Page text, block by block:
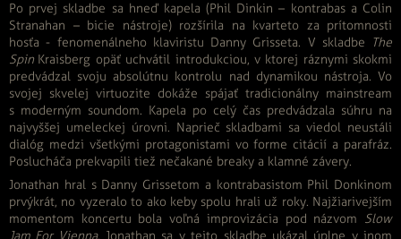
Po prvej skladbe sa hneď kapela (Phil Dinkin – kontrabas a Colin
Stranahan – bicie nástroje) rozšírila na kvarteto za prítomnosti
hosťa - fenomenálneho klaviristu Danny Grisseta. V skladbe The
Spin Kraisberg opäť uchvátil introdukciou, v ktorej ráznymi skokmi
predvádzal svoju absolútnu kontrolu nad dynamikou nástroja. Vo
svojej skvelej virtuozite dokáže spájať tradicionálny mainstream
s moderným soundom. Kapela po celý čas predvádzala súhru na
najvyššej umeleckej úrovni. Naprieč skladbami sa viedol neustáli
dialóg medzi všetkými protagonistami vo forme citácií a parafráz.
Poslucháča prekvapili tiež nečakané breaky a klamné závery.
Jonathan hral s Danny Grissetom a kontrabasistom Phil Donkinom
prvýkrát, no vyzeralo to ako keby spolu hrali už roky. Najžiarivejším
momentom koncertu bola voľná improvizácia pod názvom Slow